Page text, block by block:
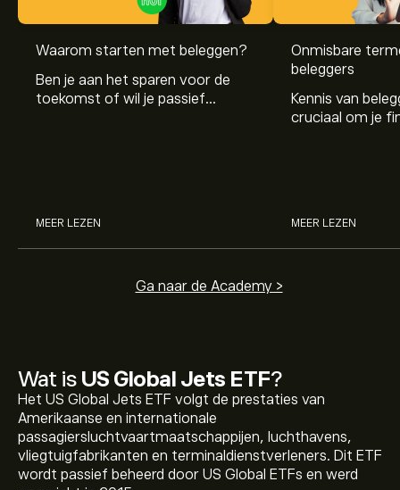
Wat is US Global Jets ETF?
Het US Global Jets ETF volgt de prestaties van
Amerikaanse en internationale
passagiersluchtvaartmaatschappijen, luchthavens,
vliegtuigfabrikanten en terminaldienstverleners. Dit ETF
wordt passief beheerd door US Global ETFs en werd
Waarom starten met beleggen?
Ben je aan het sparen voor de
toekomst of wil je passief
MEER LEZEN
Onmisbare
beleggers
Kennis van
cruciaal om je
MEER LEZEN
Ga naar de Academy >